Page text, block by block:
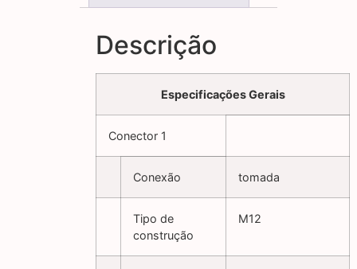
Descrição
Especificações Gerais
Conector 1
Conexão tomada
Tipo de
construção
M12